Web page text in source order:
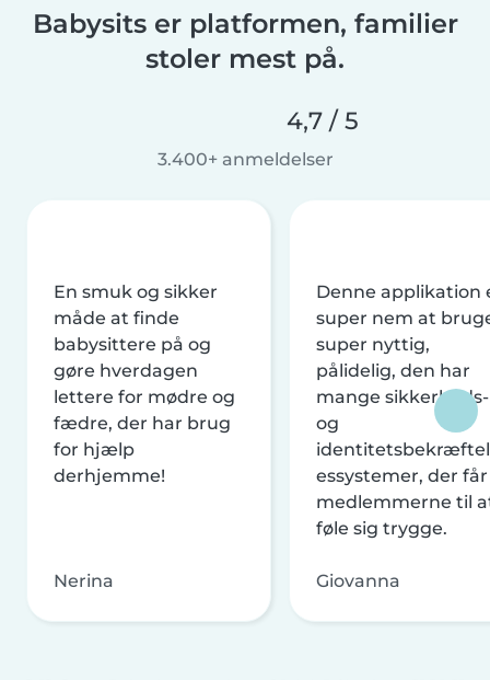
Babysits er platformen, familier
stoler mest på.
4,7 / 5
3.400+ anmeldelser
En smuk og sikker
måde at finde
babysittere på og
gøre hverdagen
lettere for mødre og
fædre, der har brug
for hjælp
derhjemme!
Nerina
Denne applikation
super nem at
super nyttig,
pålidelig, den har
mange sikkerheds-
og
essystemer, der får
medlemmerne til
føle sig trygge.
Giovanna